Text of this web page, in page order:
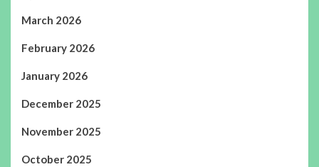
March 2026
February 2026
January 2026
December 2025
November 2025
October 2025